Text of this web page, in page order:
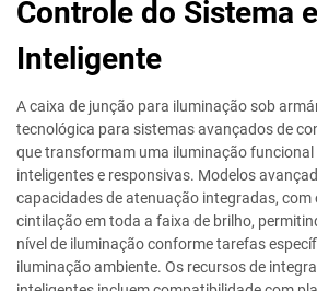
Controle do Sistema
Inteligente
A caixa de junção para iluminação sob
tecnológica para sistemas avançados de
que transformam uma iluminação funcional
inteligentes e responsivas. Modelos
capacidades de atenuação integradas, com
cintilação em toda a faixa de brilho,
nível de iluminação conforme tarefas
iluminação ambiente. Os recursos de